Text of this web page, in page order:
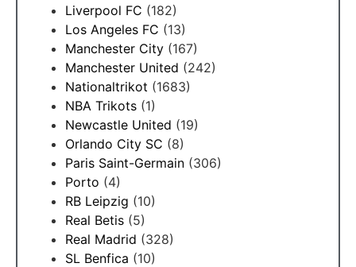
Liverpool FC (182)
Los Angeles FC (13)
Manchester City (167)
Manchester United (242)
Nationaltrikot (1683)
NBA Trikots (1)
Newcastle United (19)
Orlando City SC (8)
Paris Saint-Germain (306)
Porto (4)
RB Leipzig (10)
Real Betis (5)
Real Madrid (328)
SL Benfica (10)